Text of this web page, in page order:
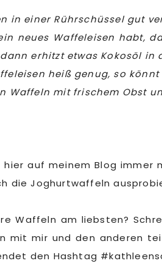
in einer Rührschüssel gut
neues Waffeleisen habt,
erhitzt etwas Kokosöl in
heiß genug, so
Waffeln mit frischem Obst
hier auf meinem Blog immer
die Joghurtwaffeln
Waffeln am liebsten?
mit mir und den anderen
den Hashtag